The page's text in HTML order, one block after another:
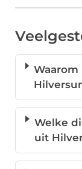
Waarom
Welke
uit